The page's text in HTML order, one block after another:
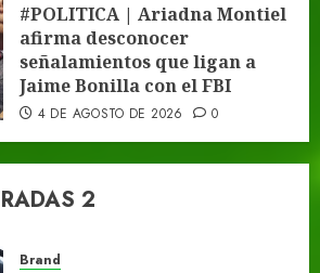
#POLITICA | Ariadna Montiel
afirma desconocer
señalamientos que ligan a
Jaime Bonilla con el FBI
4 DE AGOSTO DE 2026 0
2
Brand